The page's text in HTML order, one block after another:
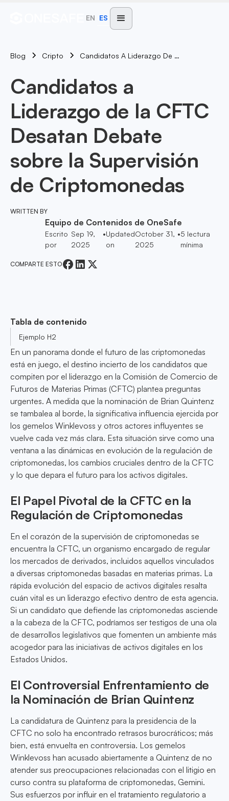
EN ES
Blog Cripto Candidatos A Liderazgo De La CFTC Desatan Debate Sobre La Supervisión De Criptomonedas
Candidatos a
Liderazgo de la CFTC
Desatan Debate
sobre la Supervisión
de Criptomonedas
WRITTEN BY
Equipo de Contenidos de OneSafe
Escrito
por
Sep 19,
2025
•Updated
on
October 31,
2025
•5 lectura
mínima
COMPARTE ESTO
Tabla de contenido
Ejemplo H2
En un panorama donde el futuro de las criptomonedas
está en juego, el destino incierto de los candidatos que
compiten por el liderazgo en la Comisión de Comercio de
Futuros de Materias Primas (CFTC) plantea preguntas
urgentes. A medida que la nominación de Brian Quintenz
se tambalea al borde, la significativa influencia ejercida por
los gemelos Winklevoss y otros actores influyentes se
vuelve cada vez más clara. Esta situación sirve como una
ventana a las dinámicas en evolución de la regulación de
criptomonedas, los cambios cruciales dentro de la CFTC
y lo que depara el futuro para los activos digitales.
El Papel Pivotal de la CFTC en la
Regulación de Criptomonedas
En el corazón de la supervisión de criptomonedas se
encuentra la CFTC, un organismo encargado de regular
los mercados de derivados, incluidos aquellos vinculados
a diversas criptomonedas basadas en materias primas. La
rápida evolución del espacio de activos digitales resalta
cuán vital es un liderazgo efectivo dentro de esta agencia.
Si un candidato que defiende las criptomonedas asciende
a la cabeza de la CFTC, podríamos ser testigos de una ola
de desarrollos legislativos que fomenten un ambiente más
acogedor para las iniciativas de activos digitales en los
Estados Unidos.
El Controversial Enfrentamiento de
la Nominación de Brian Quintenz
La candidatura de Quintenz para la presidencia de la
CFTC no solo ha encontrado retrasos burocráticos; más
bien, está envuelta en controversia. Los gemelos
Winklevoss han acusado abiertamente a Quintenz de no
atender sus preocupaciones relacionadas con el litigio en
curso contra su plataforma de criptomonedas, Gemini.
Sus esfuerzos por influir en el tratamiento regulatorio a